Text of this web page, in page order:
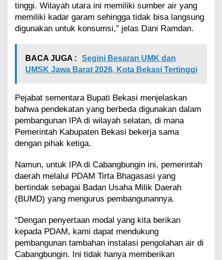
u
d
u
a
b
g
u
n
g
i
d
M
u
r
a
g
e
m
tinggi. Wilayah utara ini memiliki sumber air yang
memiliki kadar garam sehingga tidak bisa langsung
digunakan untuk konsumsi,” jelas Dani Ramdan.
BACA JUGA :
Segini Besaran UMK dan
UMSK Jawa Barat 2026, Kota Bekasi Tertinggi
Pejabat sementara Bupati Bekasi menjelaskan
bahwa pendekatan yang berbeda digunakan dalam
pembangunan IPA di wilayah selatan, di mana
Pemerintah Kabupaten Bekasi bekerja sama
dengan pihak ketiga.
Namun, untuk IPA di Cabangbungin ini, pemerintah
daerah melalui PDAM Tirta Bhagasasi yang
bertindak sebagai Badan Usaha Milik Daerah
(BUMD) yang mengurus pembangunannya.
“Dengan penyertaan modal yang kita berikan
kepada PDAM, kami dapat mendukung
pembangunan tambahan instalasi pengolahan air di
Cabangbungin. Ini tidak hanya memberikan